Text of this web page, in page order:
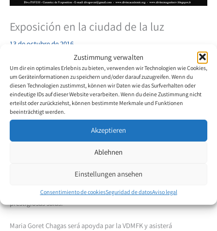
Zustimmung verwalten
Um dir ein optimales Erlebnis zu bieten, verwenden wir Technologien wie Cookies,
um Geräteinformationen zu speichern und/oder darauf zuzugreifen. Wenn du
diesen Technologien zustimmst, können wir Daten wie das Surfverhalten oder
eindeutige IDs auf dieser Website verarbeiten. Wenn du deine Zustimmung nicht
erteilst oder zurückziehst, können bestimmte Merkmale und Funktionen
beeinträchtigt werden.
Akzeptieren
Ablehnen
Einstellungen ansehen
Consentimiento de cookiesSeguridad de datosAviso legal
Exposición en la ciudad de la luz
13 de octubre de 2016
Entre el 21 y
el 23 de
octubre 2016
la pintora de
boca y pied
brasileña
Carrousel de Louvre. Esculpturas, cuadros y fotos de 30 artistas de
Brasil, Argentina, Francia y Marocco serán presentado en las
prestigiosas salas.
Maria Goret Chagas será apoyda par la VDMFK y asisterá